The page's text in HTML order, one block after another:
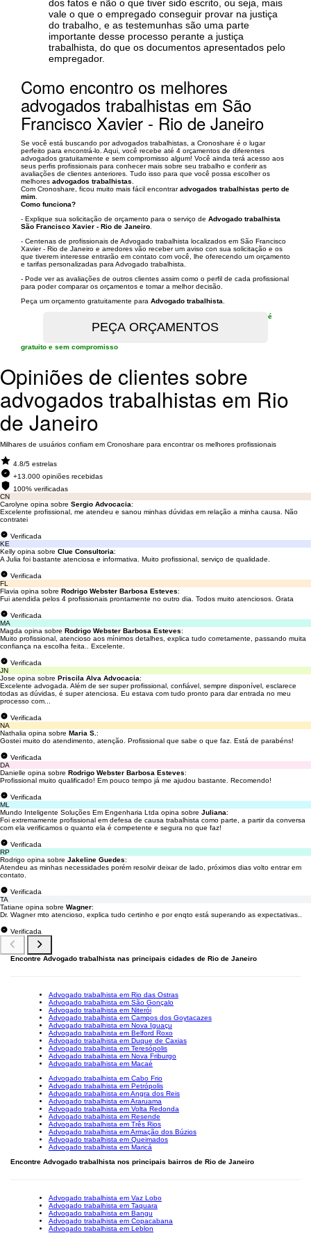
dos fatos e não o que tiver sido escrito, ou seja, mais
vale o que o empregado conseguir provar na justiça
do trabalho, e as testemunhas são uma parte
importante desse processo perante a justiça
trabalhista, do que os documentos apresentados pelo
empregador.
Como encontro os melhores
advogados trabalhistas em São
Francisco Xavier - Rio de Janeiro
Se você está buscando por advogados trabalhistas, a Cronoshare é o lugar
perfeito para encontrá-lo. Aqui, você recebe até 4 orçamentos de diferentes
advogados gratuitamente e sem compromisso algum! Você ainda terá acesso aos
seus perfis profissionais para conhecer mais sobre seu trabalho e conferir as
avaliações de clientes anteriores. Tudo isso para que você possa escolher os
melhores advogados trabalhistas
Com Cronoshare, ficou muito mais fácil encontraradvogados trabalhistas perto de
mim
Como funciona?
- Explique sua solicitação de orçamento para o serviço de Advogado trabalhista
São Francisco Xavier - Rio de Janeiro
- Centenas de profissionais de Advogado trabalhista localizados em São Francisco
Xavier - Rio de Janeiro e arredores vão receber um aviso con sua solicitação e os
que tiverem interesse entrarão em contato com você, lhe oferecendo um orçamento
e tarifas personalizadas para Advogado trabalhista.
- Pode ver as avaliações de outros clientes assim como o perfil de cada profissional
para poder comparar os orçamentos e tomar a melhor decisão.
Peça um orçamento gratuitamente para Advogado trabalhista
é
gratuito e sem compromisso
Opiniões de clientes sobre
advogados trabalhistas em Rio
de Janeiro
Milhares de usuários confiam em Cronoshare para encontrar os melhores profissionais
4.8/5 estrelas
+13.000 opiniões recebidas
100% verificadas
CN
Carolyne opina sobre Sergio Advocacia:
Excelente profissional, me atendeu e sanou minhas dúvidas em relação a minha causa. Não
contratei
Verificada
KE
Kelly opina sobre Clue Consultoria:
A Julia foi bastante atenciosa e informativa. Muito profissional, serviço de qualidade.
Verificada
FL
Flavia opina sobre Rodrigo Webster Barbosa Esteves:
Fui atendida pelos 4 profissionais prontamente no outro dia. Todos muito atenciosos. Grata
Verificada
MA
Magda opina sobre Rodrigo Webster Barbosa Esteves:
Muito profissional, atencioso aos mínimos detalhes, explica tudo corretamente, passando muita
confiança na escolha feita.. Excelente.
Verificada
JN
Jose opina sobre Priscila Alva Advocacia:
Excelente advogada. Além de ser super profissional, confiável, sempre disponível, esclarece
todas as dúvidas, é super atenciosa. Eu estava com tudo pronto para dar entrada no meu
processo com...
Verificada
NA
Nathalia opina sobre Maria S. :
Gostei muito do atendimento, atenção. Profissional que sabe o que faz. Está de parabéns!
Verificada
DA
Danielle opina sobre Rodrigo Webster Barbosa Esteves:
Profissional muito qualificado! Em pouco tempo já me ajudou bastante. Recomendo!
Verificada
ML
Mundo Inteligente Soluções Em Engenharia Ltda opina sobre Juliana:
Foi extremamente profissional em defesa de causa trabalhista como parte, a partir da conversa
com ela verificamos o quanto ela é competente e segura no que faz!
Verificada
RP
Rodrigo opina sobre Jakeline Guedes:
Atendeu as minhas necessidades porém resolvir deixar de lado, próximos dias volto entrar em
contato.
Verificada
TA
Tatiane opina sobre Wagner:
Dr. Wagner mto atencioso, explica tudo certinho e por enqto está superando as expectativas..
Verificada
Encontre Advogado trabalhista nas principais cidades de Rio de Janeiro
Advogado trabalhista em Rio das Ostras
Advogado trabalhista em São Gonçalo
Advogado trabalhista em Niterói
Advogado trabalhista em Campos dos Goytacazes
Advogado trabalhista em Nova Iguaçu
Advogado trabalhista em Belford Roxo
Advogado trabalhista em Duque de Caxias
Advogado trabalhista em Teresópolis
Advogado trabalhista em Nova Friburgo
Advogado trabalhista em Macaé
Advogado trabalhista em Cabo Frio
Advogado trabalhista em Petrópolis
Advogado trabalhista em Angra dos Reis
Advogado trabalhista em Araruama
Advogado trabalhista em Volta Redonda
Advogado trabalhista em Resende
Advogado trabalhista em Três Rios
Advogado trabalhista em Armação dos Búzios
Advogado trabalhista em Queimados
Advogado trabalhista em Maricá
Encontre Advogado trabalhista nos principais bairros de Rio de Janeiro
Advogado trabalhista em Vaz Lobo
Advogado trabalhista em Taquara
Advogado trabalhista em Bangu
Advogado trabalhista em Copacabana
Advogado trabalhista em Leblon